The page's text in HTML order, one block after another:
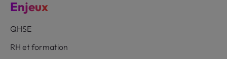
Enjeux
QHSE
RH et formation